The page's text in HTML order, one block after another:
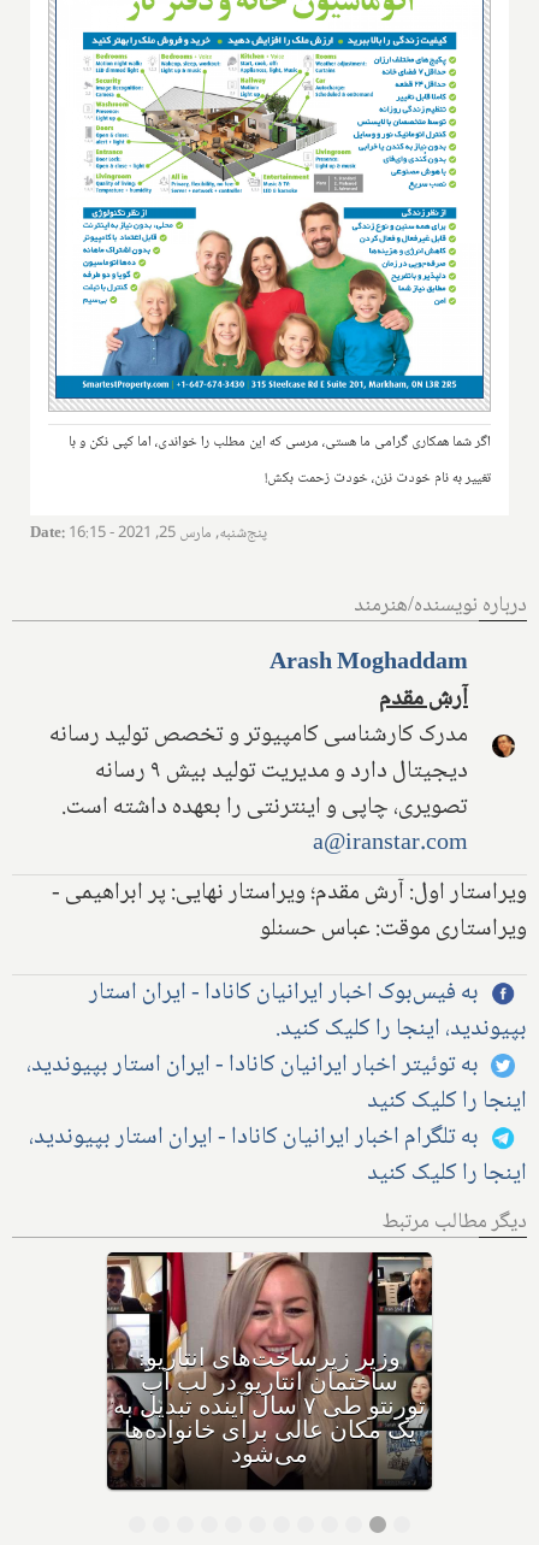
اگر شما همکاری گرامی ما هستی، مرسی که این مطلب را خواندی، اما کپی نکن و با
تغییر به نام خودت نزن، خودت زحمت بکش!
Date: پنج‌شنبه, مارس 25, 2021 - 16:15
درباره نویسنده/هنرمند
Arash Moghaddam
آرش مقدم
مدرک کارشناسی کامپیوتر و تخصص تولید رسانه
دیجیتال دارد و مدیریت تولید بیش ۹ رسانه
تصویری، چاپی و اینترنتی را بعهده داشته است.
a@iranstar.com
ویراستار اول: آرش مقدم؛ ویراستار نهایی: پر ابراهیمی -
ویراستاری موقت: عباس حسنلو
به فیس‌بوک اخبار ایرانیان کانادا - ایران استار
بپیوندید، اینجا را کلیک کنید.
به توئیتر اخبار ایرانیان کانادا - ایران استار بپیوندید،
اینجا را کلیک کنید
به تلگرام اخبار ایرانیان کانادا - ایران استار بپیوندید،
اینجا را کلیک کنید
دیگر مطالب مرتبط
وزیر دارایی انتاریو مستقیما
پاسخ داد: بزرگ‌ترین
سرمایه‌گذاری‌های امسال
انتاریو چیستند؟